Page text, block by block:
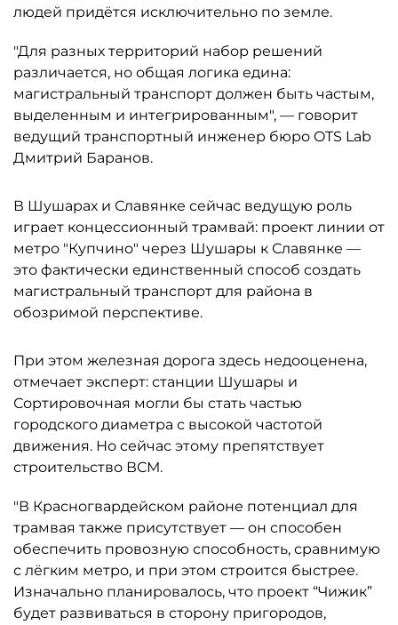
людей придётся исключительно по земле.
"Для разных территорий набор решений
различается, но общая логика едина:
магистральный транспорт должен быть частым,
выделенным и интегрированным", — говорит
ведущий транспортный инженер бюро OTS Lab
Дмитрий Баранов.
В Шушарах и Славянке сейчас ведущую роль
играет концессионный трамвай: проект линии от
метро "Купчино" через Шушары к Славянке —
это фактически единственный способ создать
магистральный транспорт для района в
обозримой перспективе.
При этом железная дорога здесь недооценена,
отмечает эксперт: станции Шушары и
Сортировочная могли бы стать частью
городского диаметра с высокой частотой
движения. Но сейчас этому препятствует
строительство ВСМ.
"В Красногвардейском районе потенциал для
трамвая также присутствует — он способен
обеспечить провозную способность, сравнимую
с лёгким метро, и при этом строится быстрее.
Изначально планировалось, что проект “Чижик”
будет развиваться в сторону пригородов,